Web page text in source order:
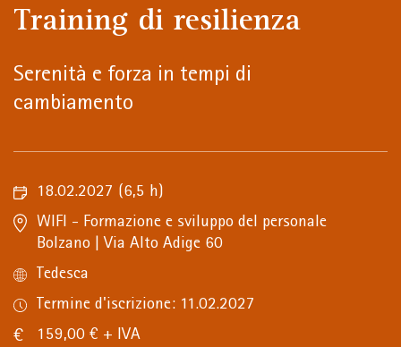
Training di resilienza
Serenità e forza in tempi di
cambiamento
18.02.2027 (6,5 h)
WIFI - Formazione e sviluppo del personale
Bolzano | Via Alto Adige 60
Tedesca
Termine d'iscrizione: 11.02.2027
159,00 € + IVA